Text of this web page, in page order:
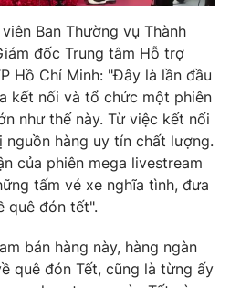
thức nếu không có sự chấp
VTV.vn khi phát hành lại
Ban Thường vụ Thành
đốc Trung tâm Hỗ trợ
Hồ Chí Minh: "Đây là lần đầu
kết nối và tổ chức một phiên
như thế này. Từ việc kết nối
nguồn hàng uy tín chất lượng.
của phiên mega livestream
tấm vé xe nghĩa tình, đưa
quê đón tết".
bán hàng này, hàng ngàn
quê đón Tết, cũng là từng ấy